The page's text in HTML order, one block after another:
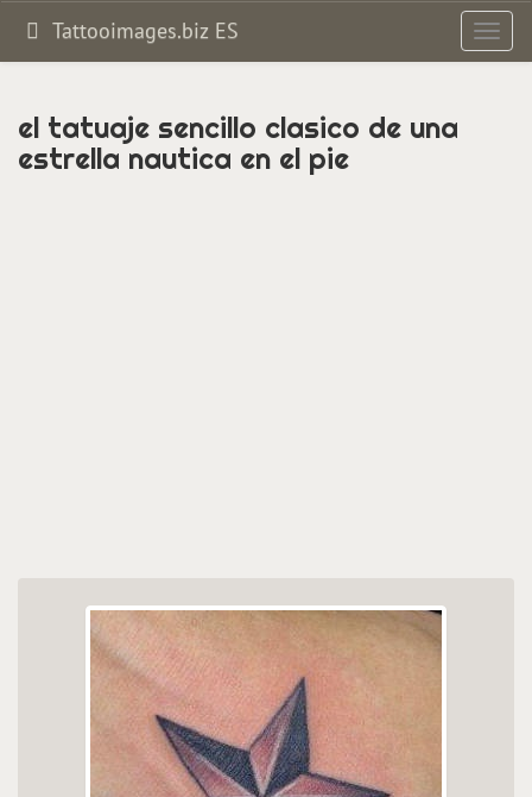
Tattooimages.biz ES
el tatuaje sencillo clasico de una
estrella nautica en el pie